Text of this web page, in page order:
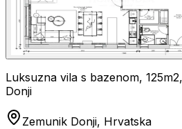
Luksuzna vila s bazenom,
Donji
Zemunik Donji, Hrvatska